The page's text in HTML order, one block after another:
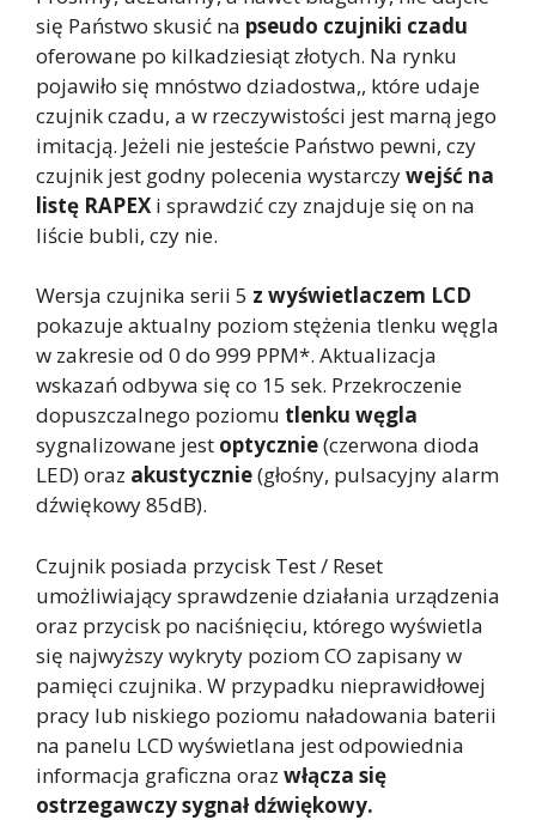
się Państwo skusić na pseudo czujniki czadu
oferowane po kilkadziesiąt złotych. Na rynku
pojawiło się mnóstwo dziadostwa,, które udaje
czujnik czadu, a w rzeczywistości jest marną jego
imitacją. Jeżeli nie jesteście Państwo pewni, czy
czujnik jest godny polecenia wystarczywejść na
listę RAPEX i sprawdzić czy znajduje się on na
liście bubli, czy nie.
Wersja czujnika serii 5 z wyświetlaczem LCD
pokazuje aktualny poziom stężenia tlenku węgla
w zakresie od 0 do 999 PPM*. Aktualizacja
wskazań odbywa się co 15 sek. Przekroczenie
dopuszczalnego poziomu tlenku węgla
sygnalizowane jest optycznie(czerwona dioda
LED) oraz akustycznie(głośny, pulsacyjny alarm
dźwiękowy 85dB).
Czujnik posiada przycisk Test / Reset
umożliwiający sprawdzenie działania urządzenia
oraz przycisk po naciśnięciu, którego wyświetla
się najwyższy wykryty poziom CO zapisany w
pamięci czujnika. W przypadku nieprawidłowej
pracy lub niskiego poziomu naładowania baterii
na panelu LCD wyświetlana jest odpowiednia
informacja graficzna oraz włącza się
ostrzegawczy sygnał dźwiękowy.